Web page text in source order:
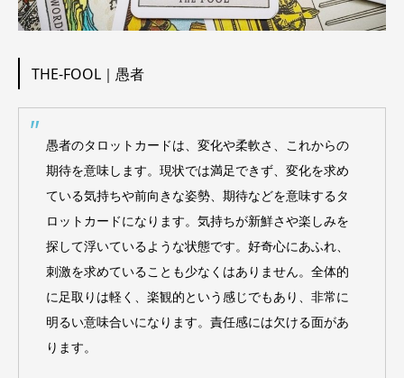
THE-FOOL｜愚者
愚者のタロットカードは、変化や柔軟さ、これからの
期待を意味します。現状では満足できず、変化を求め
ている気持ちや前向きな姿勢、期待などを意味するタ
ロットカードになります。気持ちが新鮮さや楽しみを
探して浮いているような状態です。好奇心にあふれ、
刺激を求めていることも少なくはありません。全体的
に足取りは軽く、楽観的という感じでもあり、非常に
明るい意味合いになります。責任感には欠ける面があ
ります。